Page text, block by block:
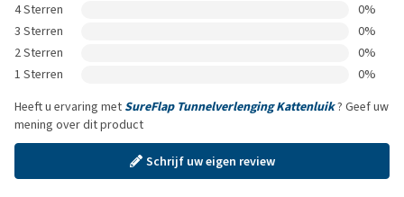
4 Sterren
0%
3 Sterren
0%
2 Sterren
0%
1 Sterren
0%
Heeft u ervaring met SureFlap Tunnelverlenging Kattenluik? Geef uw
mening over dit product
Schrijf uw eigen review